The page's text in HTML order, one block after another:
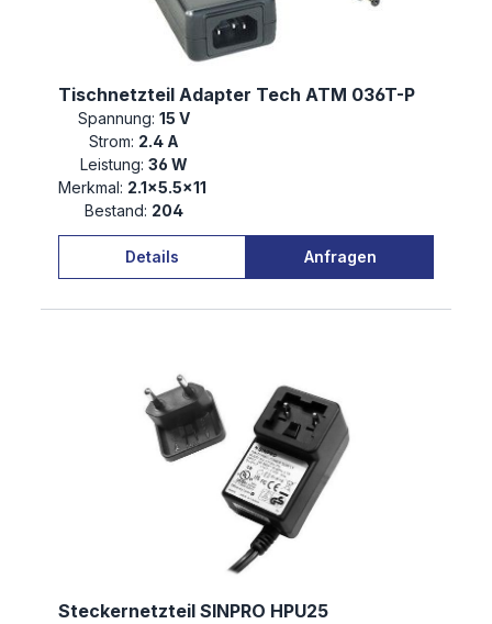
Tischnetzteil Adapter Tech ATM 036T-P
Spannung: 15 V
Strom: 2.4 A
Leistung: 36 W
Merkmal: 2.1×5.5×11
Bestand: 204
Details Anfragen
Steckernetzteil SINPRO HPU25